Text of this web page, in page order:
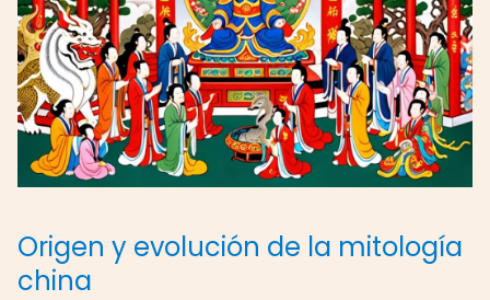
Origen y evolución de la mitología
china